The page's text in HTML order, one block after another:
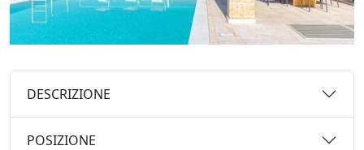
DESCRIZIONE
POSIZIONE